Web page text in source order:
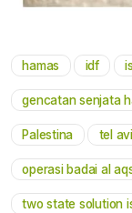
hamas idf
gencatan senjata
Palestina tel
operasi badai al
two state solution